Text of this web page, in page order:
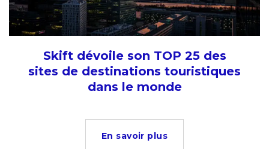
Skift dévoile son TOP 25 des
sites de destinations touristiques
dans le monde
En savoir plus